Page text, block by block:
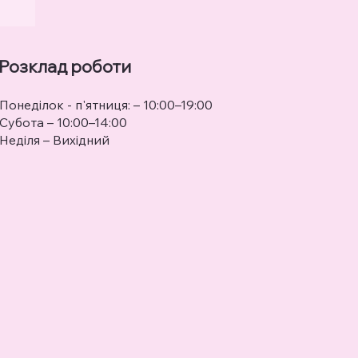
Розклад роботи
Понеділок - п'ятниця: – 10:00–19:00
Субота – 10:00–14:00
Неділя – Вихідний